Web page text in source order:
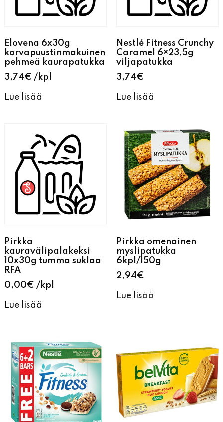
Elovena 6x30g
korvapuustinmakuinen
pehmeä kaurapatukka
3,74€ kpl
Lue lisää
Nestlé Fitness Crunchy
Caramel 6×23,5g
viljapatukka
3,74€
Lue lisää
Pirkka
kauravälipalakeksi
10x30g tumma suklaa
RFA
0,00€ kpl
Lue lisää
Pirkka omenainen
myslipatukka
6kpl/150g
2,94€
Lue lisää